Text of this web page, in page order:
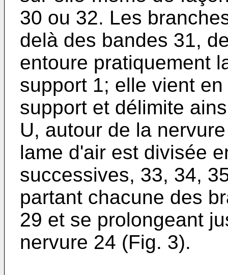
30 ou 32. Les
delà des bandes 31,
entoure pratiquement
support 1; elle vient
support et délimite
U, autour de la
lame d'air est divisée
successives, 33, 34,
partant chacune des
29 et se prolongeant
nervure 24 (Fig. 3).